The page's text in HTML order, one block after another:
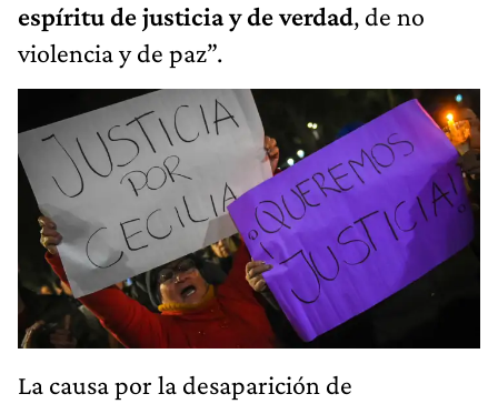
espíritu de justicia y de verdad, de no
violencia y de paz”.
La causa por la desaparición de